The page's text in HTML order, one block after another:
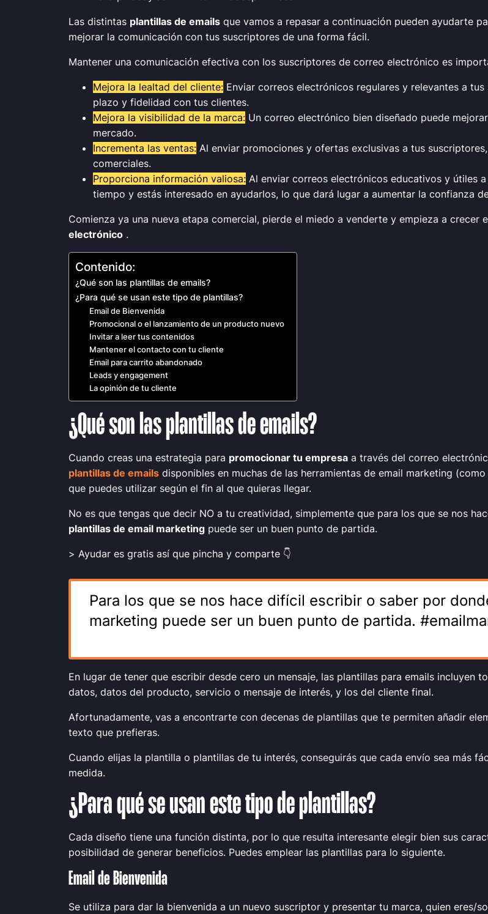
Las distintas plantillas de emails que vamos a repasar a continuación pueden ayudarte
mejorar la comunicación con tus suscriptores de una forma fácil.
Mantener una comunicación efectiva con los suscriptores de correo electrónico es
Mejora la lealtad del cliente: Enviar correos electrónicos regulares y relevantes a
plazo y fidelidad con tus clientes.
Mejora la visibilidad de la marca: Un correo electrónico bien diseñado puede
mercado.
Incrementa las ventas: Al enviar promociones y ofertas exclusivas a tus
comerciales.
Proporciona información valiosa: Al enviar correos electrónicos educativos y útiles
tiempo y estás interesado en ayudarlos, lo que dará lugar a aumentar la confianza
Comienza ya una nueva etapa comercial, pierde el miedo a venderte y empieza a crecer
electrónico .
Contenido:
¿Qué son las plantillas de emails?
¿Para qué se usan este tipo de plantillas?
Email de Bienvenida
Promocional o el lanzamiento de un producto nuevo
Invitar a leer tus contenidos
Mantener el contacto con tu cliente
Email para carrito abandonado
Leads y engagement
La opinión de tu cliente
¿Qué son las plantillas de emails?
Cuando creas una estrategia para promocionar tu empresa a través del correo
plantillas de emails disponibles en muchas de las herramientas de email marketing
que puedes utilizar según el fin al que quieras llegar.
No es que tengas que decir NO a tu creatividad, simplemente que para los que se nos
plantillas de email marketing puede ser un buen punto de partida.
> Ayudar es gratis así que pincha y comparte 👇
Para los que se nos hace difícil escribir o saber por
marketing puede ser un buen punto de partida.
En lugar de tener que escribir desde cero un mensaje, las plantillas para emails incluyen
datos, datos del producto, servicio o mensaje de interés, y los del cliente final.
Afortunadamente, vas a encontrarte con decenas de plantillas que te permiten añadir
texto que prefieras.
Cuando elijas la plantilla o plantillas de tu interés, conseguirás que cada envío sea más
medida.
¿Para qué se usan este tipo de plantillas?
Cada diseño tiene una función distinta, por lo que resulta interesante elegir bien sus
posibilidad de generar beneficios. Puedes emplear las plantillas para lo siguiente.
Email de Bienvenida
Se utiliza para dar la bienvenida a un nuevo suscriptor y presentar tu marca, quien eres/